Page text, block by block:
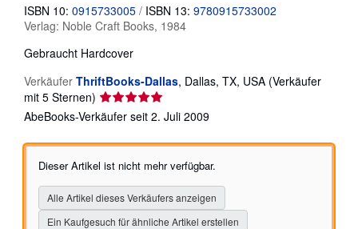
ISBN 10: 0915733005 / ISBN 13: 9780915733002
Verlag: Noble Craft Books, 1984
Gebraucht Hardcover
Verkäufer ThriftBooks-Dallas, Dallas, TX, USA (Verkäufer
mit 5 Sternen) Verkäuferbewertung
5
5
Sternen
AbeBooks-Verkäufer seit 2. Juli 2009
Dieser Artikel ist nicht mehr verfügbar.
Alle Artikel dieses Verkäufers anzeigen
Ein Kaufgesuch für ähnliche Artikel erstellen